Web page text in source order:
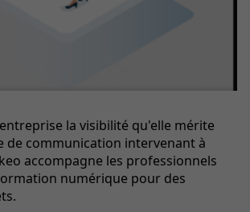
la visibilité qu'elle mérite
de communication intervenant à
accompagne les professionnels
numérique pour des